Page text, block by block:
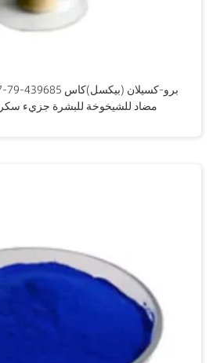
مضاد للشيخوخة للبشرة جزيء سكر